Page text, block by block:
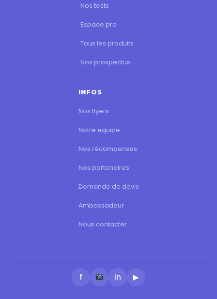
Nos tests
Espace pro
Tous les produits
Nos prospectus
INFOS
Nos flyers
Notre équipe
Nos récompenses
Nos partenaires
Demande de devis
Ambassadeur
Nous contacter
f in ▶